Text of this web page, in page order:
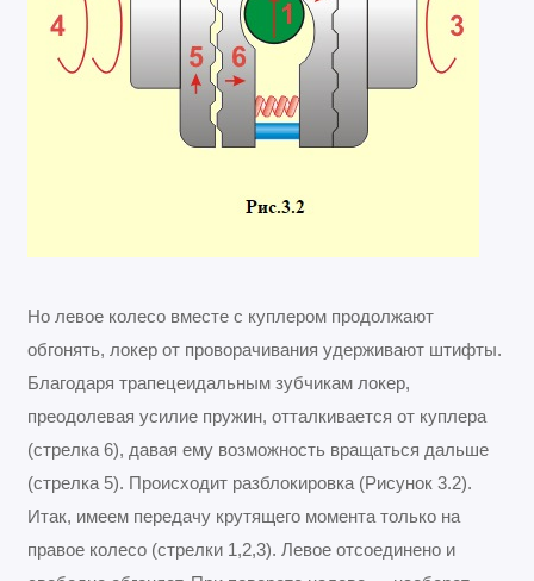
Но левое колесо вместе с куплером продолжают
обгонять, локер от проворачивания удерживают штифты.
Благодаря трапецеидальным зубчикам локер,
преодолевая усилие пружин, отталкивается от куплера
(стрелка 6), давая ему возможность вращаться дальше
(стрелка 5). Происходит разблокировка (Рисунок 3.2).
Итак, имеем передачу крутящего момента только на
правое колесо (стрелки 1,2,3). Левое отсоединено и